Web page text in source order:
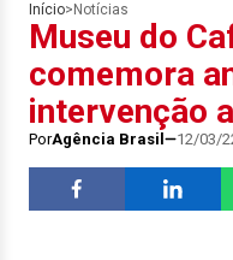
Início> Notícias
Museu do
comemora
intervenção
PorAgência Brasil 12/03/